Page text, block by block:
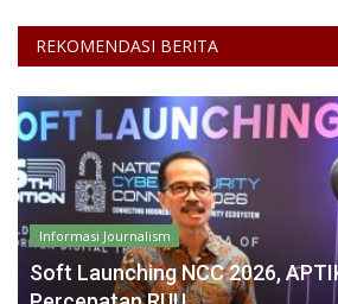
REKOMENDASI BERITA
Informasi Journalism
Soft Launching NCC 2026,